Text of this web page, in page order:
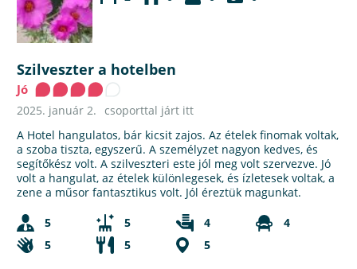
Szilveszter a hotelben
Jó
2025. január 2.
csoporttal járt itt
A Hotel hangulatos, bár kicsit zajos. Az ételek finomak voltak,
a szoba tiszta, egyszerű. A személyzet nagyon kedves, és
segítőkész volt. A szilveszteri este jól meg volt szervezve. Jó
volt a hangulat, az ételek különlegesek, és ízletesek voltak, a
zene a műsor fantasztikus volt. Jól éreztük magunkat.
5
5 4
4
5
5 5